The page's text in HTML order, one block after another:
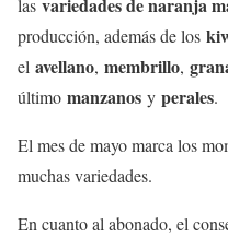
las variedades de naranja
producción, además de los
el avellano, membrillo,
último manzanos y perales.
El mes de mayo marca los
muchas variedades.
En cuanto al abonado, el